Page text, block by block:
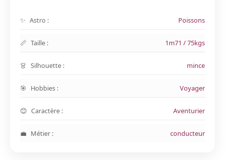
Astro : Poissons
Taille : 1m71 / 75kgs
Silhouette : mince
Hobbies : Voyager
Caractère : Aventurier
Métier : conducteur